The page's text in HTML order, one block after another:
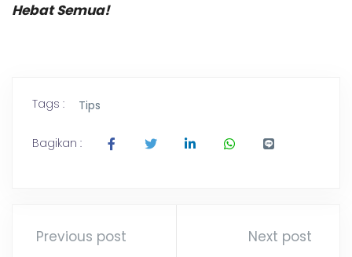
Hebat Semua!
Tags : Tips
Bagikan :
Previous post Next post